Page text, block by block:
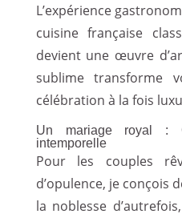
L’expérience
cuisine française
devient une œuvre
sublime transforme
célébration à la fois
Un mariage royal :
intemporelle
Pour les couples
d’opulence, je conçois
la noblesse